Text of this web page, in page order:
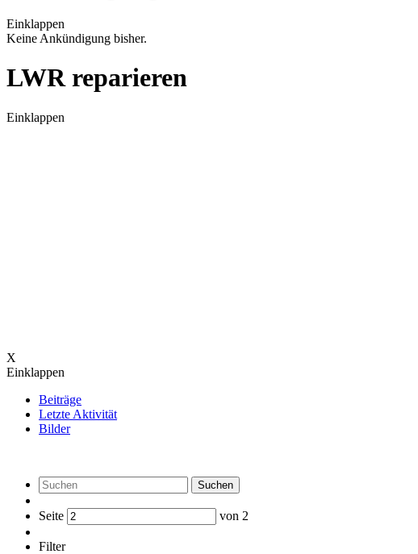
Einklappen
Keine Ankündigung bisher.
LWR reparieren
Einklappen
X
Einklappen
Beiträge
Letzte Aktivität
Bilder
Suchen
Seite von 2
Filter